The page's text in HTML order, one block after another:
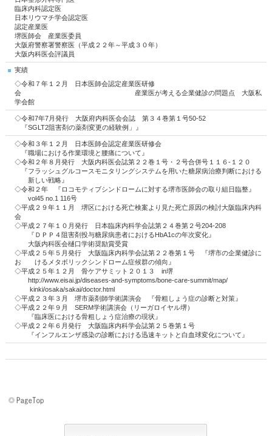
臨床内科認定医
日本リウマチ学会認定医
認定産業医
堺医師会 産業医委員
大阪府警察署警察医（平成２２年～平成３０年）
大阪内科医会評議員
実績
◇令和７年１２月 日本医師会認定産業医研修
会 産業医が考える企業健診の問題点 大阪私
学会館
◇令和7年7月発行 大阪府内科医会会誌 第３４巻第１号50-52
『SGLT2阻害剤の薬剤変更の経験例」』
◇令和３年１２月 日本医師会認定産業医研修会
『職場における作業環境と腰痛について』
◇令和２年８月発行 大阪内科医会誌第２２巻１号・２号合併号１１６‐１２０
『フラッシュグルコースモニタリングシステムを用いた糖尿病治療判断における
新しい戦略』
◇令和２年 『ロコモティブシンドロームに対する堺市医師会の取り組日臨整』
vol45 no.1 116号
◇平成２９年１１月 堺区における死亡検案より見た死亡原因の検討大阪臨床内科
会
◇平成２７年１０月発行 日本臨床内科学会誌第２４巻第２号204‐208
『ＤＰＰ４阻害剤投与糖尿病患者におけるHbA1cの年次変化』
大阪内科医会樋口学術奨励賞受賞
◇平成２５年５月発行 大阪臨床内科学会誌第２２巻第１号 『堺市の企業健診に
お けるメタボリックシンドローム症候群の傾向』
◇平成２５年１２月 骨ケアサミット２０１３ in堺
http://www.eisai.jp/diseases-and-symptoms/bone-care-summit/map/
kinki/osaka/sakai/doctor.html
◇平成２３年３月 堺市薬剤師学術講演会 『骨粗しょう症の診断と対策』
◇平成２２年９月 SERM学術講演会（リーガロイヤル堺）
『臨床医における骨粗しょう症治療の現状』
◇平成２２年６月発行 大阪臨床内科学会誌第２５巻第１号
『インフルエンザ感染の診断における迅速キットと白血球変化について』